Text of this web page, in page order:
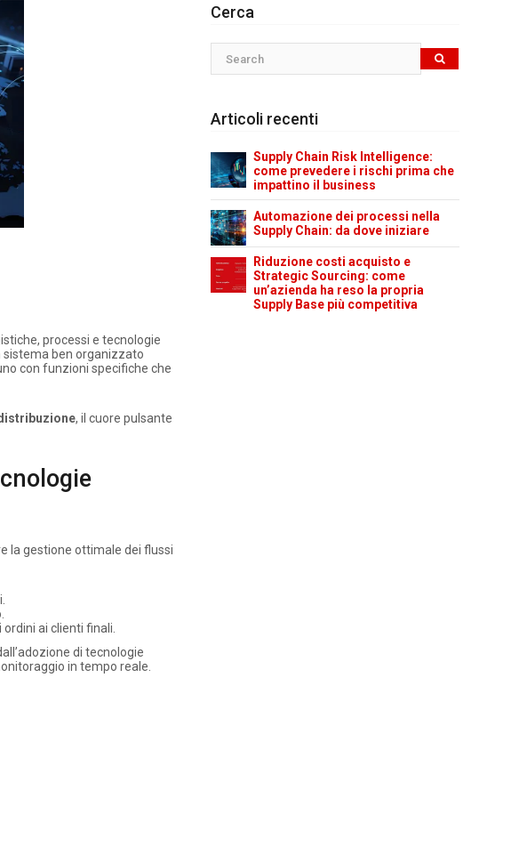
processi e tecnologie
sistema ben organizzato
con funzioni specifiche che
, il cuore pulsante
la gestione ottimale dei flussi
ai clienti finali.
di tecnologie
in tempo reale.
Cerca
Articoli recenti
Supply Chain Risk Intelligence:
come prevedere i rischi prima che
impattino il business
Automazione dei processi nella
Supply Chain: da dove iniziare
Riduzione costi acquisto e
Strategic Sourcing: come
un’azienda ha reso la propria
Supply Base più competitiva